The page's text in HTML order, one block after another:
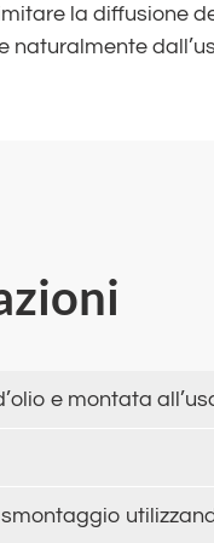
la diffusione
e montata